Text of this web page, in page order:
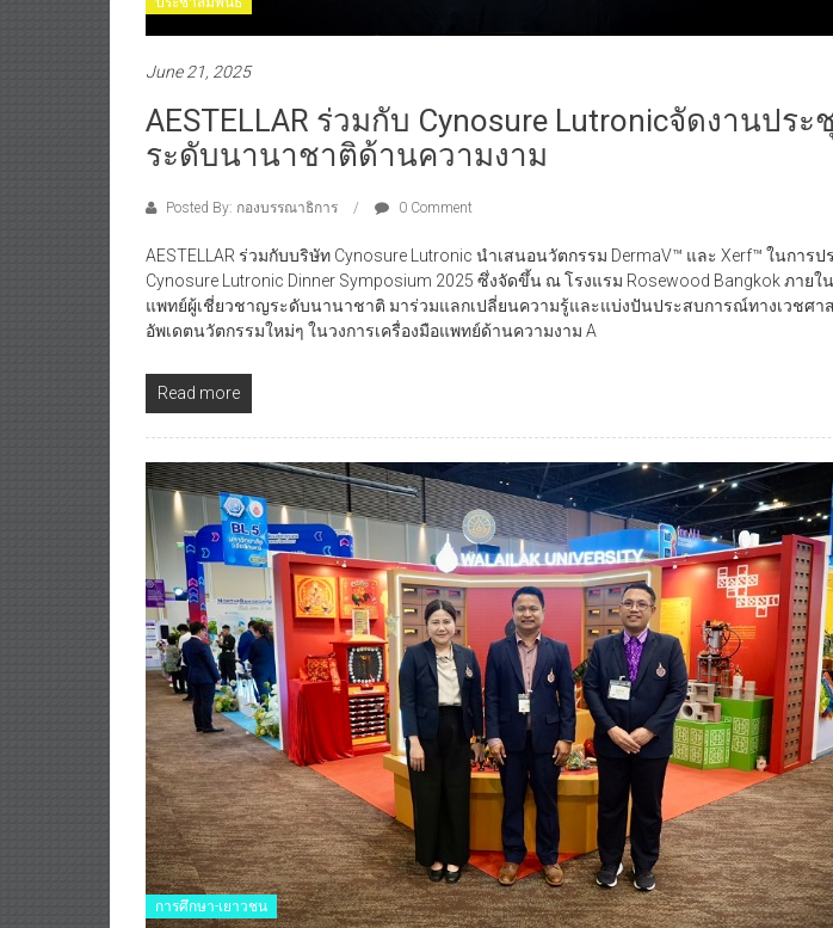
AESTELLAR ร่วมกับ Cynosure Lutronicจัดงานปร
ระดับนานาชาติด้านความงาม
AESTELLAR ร่วมกับบริษัท Cynosure Lutronic นำเสนอนวัตกรรม DermaV™ และ Xerf™ ในการป
Cynosure Lutronic Dinner Symposium 2025 ซึ่งจัดขึ้น ณ โรงแรม Rosewood Bangkok ภายใน
แพทย์ผู้เชี่ยวชาญระดับนานาชาติ มาร่วมแลกเปลี่ยนความรู้และแบ่งปันประสบการณ์ทางเวชศา
อัพเดตนวัตกรรมใหม่ๆ ในวงการเครื่องมือแพทย์ด้านความงาม A
Read more
การศึกษา-เยาวชน